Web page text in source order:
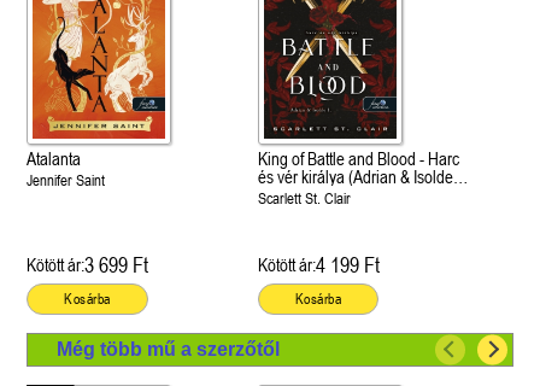
Atalanta
Jennifer Saint
Kötött ár:3 699 Ft
Kosárba
King of Battle and Blood - Harc
és vér királya (Adrian & Isolde
1.)
Scarlett St. Clair
Kötött ár:4 199 Ft
Kosárba
Még több mű a szerzőtől